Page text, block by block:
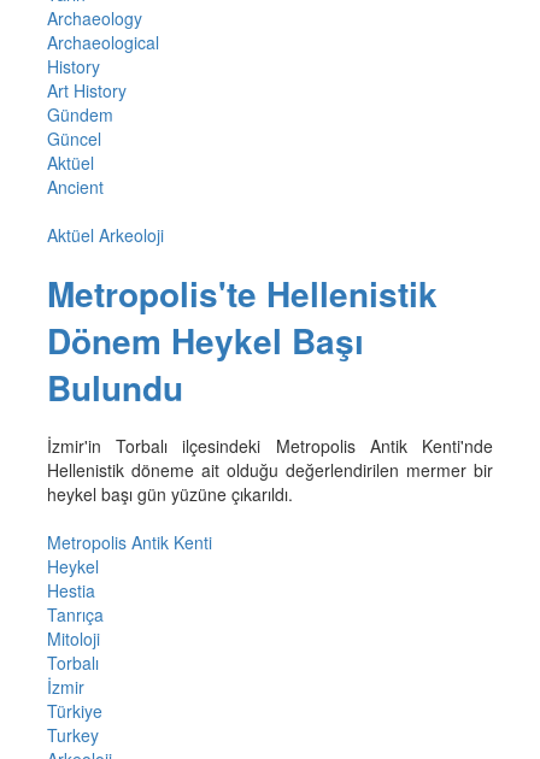
Archaeology
Archaeological
History
Art History
Gündem
Güncel
Aktüel
Ancient
Aktüel Arkeoloji
Metropolis'te Hellenistik
Dönem Heykel Başı
Bulundu
İzmir'in Torbalı ilçesindeki Metropolis Antik Kenti'nde
Hellenistik döneme ait olduğu değerlendirilen mermer bir
heykel başı gün yüzüne çıkarıldı.
Metropolis Antik Kenti
Heykel
Hestia
Tanrıça
Mitoloji
Torbalı
İzmir
Türkiye
Turkey